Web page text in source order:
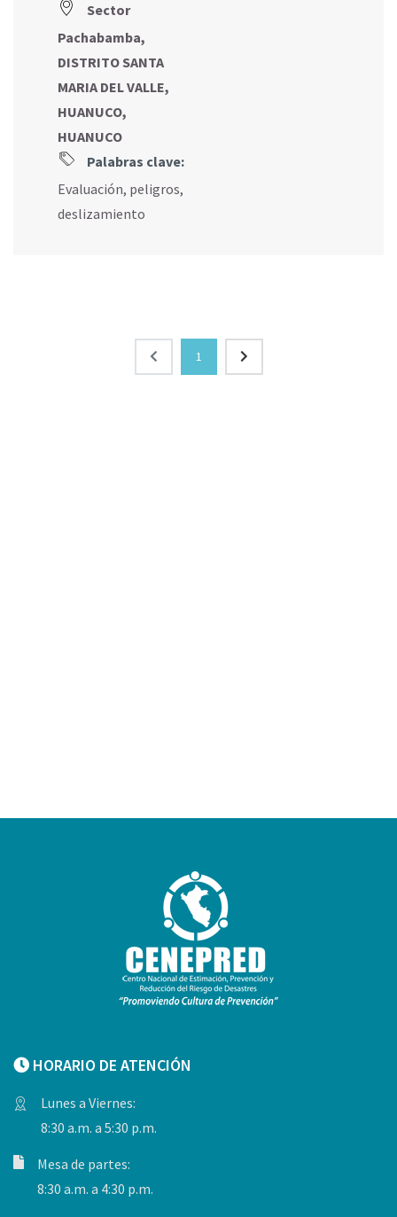
Sector
Pachabamba,
DISTRITO SANTA
MARIA DEL VALLE,
HUANUCO,
HUANUCO
Palabras clave:
Evaluación, peligros,
deslizamiento
1
HORARIO DE ATENCIÓN
Lunes a Viernes:
8:30 a.m. a 5:30 p.m.
Mesa de partes:
8:30 a.m. a 4:30 p.m.